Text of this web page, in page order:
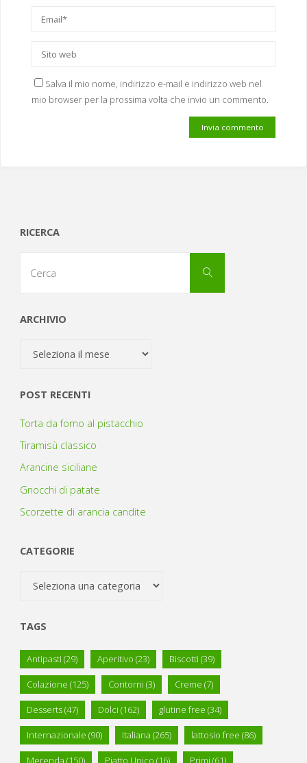
Salva il mio nome, indirizzo e-mail e indirizzo web nel
mio browser per la prossima volta che invio un commento.
RICERCA
Cerca
ARCHIVIO
Archivio
POST RECENTI
Torta da forno al pistacchio
Tiramisù classico
Arancine siciliane
Gnocchi di patate
Scorzette di arancia candite
CATEGORIE
Categorie
TAGS
Antipasti (29) Aperitivo (23) Biscotti (39)
Colazione (125) Contorni (3) Creme (7)
Desserts(47) Dolci (162) glutine free (34)
Internazionale (90) Italiana (265) lattosio free (86)
Merenda (150) Piatto Unico (16) Primi (61)